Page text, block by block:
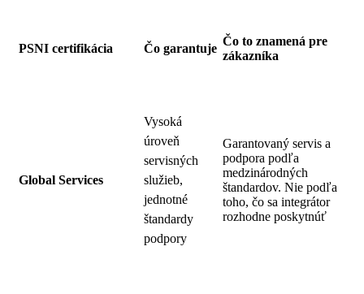
PSNI certifikácia Čo garantuje
Čo to znamená pre
zákazníka
Global Services
Vysoká
úroveň
servisných
služieb,
jednotné
štandardy
podpory
Garantovaný servis a
podpora podľa
medzinárodných
štandardov. Nie podľa
toho, čo sa integrátor
rozhodne poskytnúť